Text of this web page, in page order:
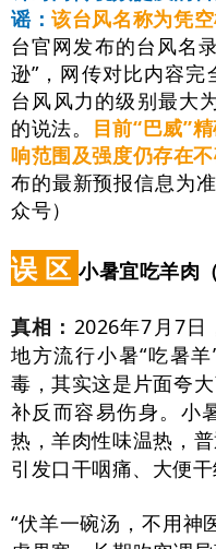
谣：该台风名称为凭空
台官网发布的台风名
逊”，网传对比内容
台风风力的级别最大
的说法。 目前“巴威”
响范围及强度仍存在不
布的最新预报信息为
众号）
误 区 小暑宜吃羊肉
真相： 2026年7月7日
地方流行小暑“吃暑
毒，其实这是片面夸
补反而容易伤身。小
热，羊肉性味温热，
引发口干咽痛、大便干
“伏羊一碗汤，不用神